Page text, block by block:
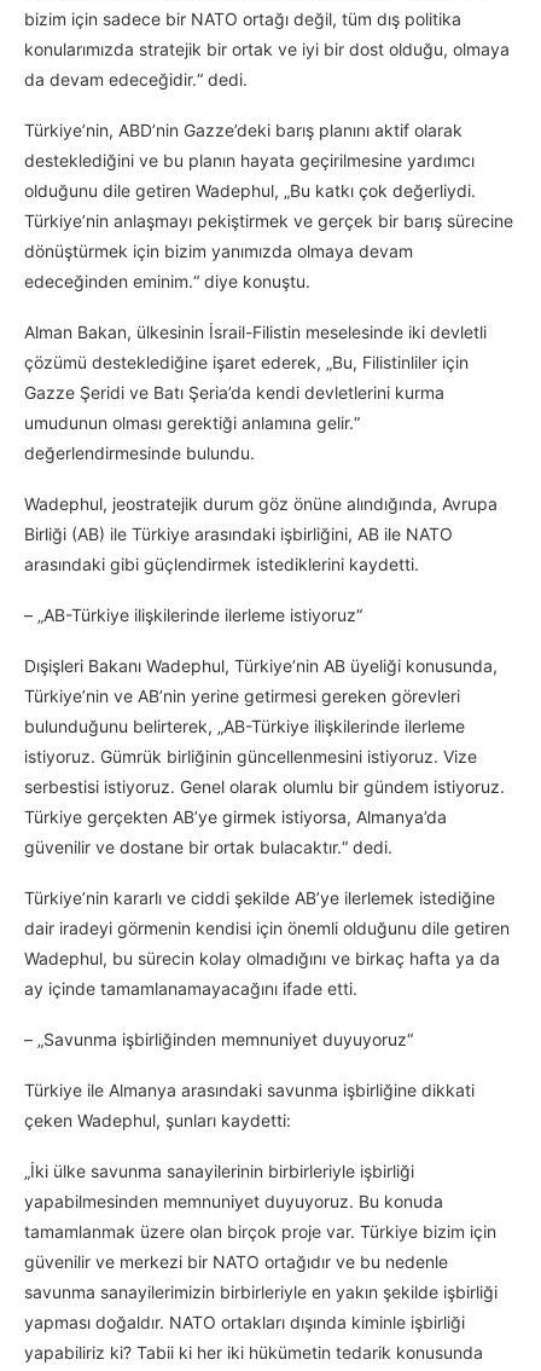
bizim için sadece bir NATO ortağı değil, tüm dış politika
konularımızda stratejik bir ortak ve iyi bir dost olduğu, olmaya
da devam edeceğidir.“ dedi.
Türkiye’nin, ABD’nin Gazze’deki barış planını aktif olarak
desteklediğini ve bu planın hayata geçirilmesine yardımcı
olduğunu dile getiren Wadephul, „Bu katkı çok değerliydi.
Türkiye’nin anlaşmayı pekiştirmek ve gerçek bir barış sürecine
dönüştürmek için bizim yanımızda olmaya devam
edeceğinden eminim.“ diye konuştu.
Alman Bakan, ülkesinin İsrail-Filistin meselesinde iki devletli
çözümü desteklediğine işaret ederek, „Bu, Filistinliler için
Gazze Şeridi ve Batı Şeria’da kendi devletlerini kurma
umudunun olması gerektiği anlamına gelir.“
değerlendirmesinde bulundu.
Wadephul, jeostratejik durum göz önüne alındığında, Avrupa
Birliği (AB) ile Türkiye arasındaki işbirliğini, AB ile NATO
arasındaki gibi güçlendirmek istediklerini kaydetti.
– „AB-Türkiye ilişkilerinde ilerleme istiyoruz“
Dışişleri Bakanı Wadephul, Türkiye’nin AB üyeliği konusunda,
Türkiye’nin ve AB’nin yerine getirmesi gereken görevleri
bulunduğunu belirterek, „AB-Türkiye ilişkilerinde ilerleme
istiyoruz. Gümrük birliğinin güncellenmesini istiyoruz. Vize
serbestisi istiyoruz. Genel olarak olumlu bir gündem istiyoruz.
Türkiye gerçekten AB’ye girmek istiyorsa, Almanya’da
güvenilir ve dostane bir ortak bulacaktır.“ dedi.
Türkiye’nin kararlı ve ciddi şekilde AB’ye ilerlemek istediğine
dair iradeyi görmenin kendisi için önemli olduğunu dile getiren
Wadephul, bu sürecin kolay olmadığını ve birkaç hafta ya da
ay içinde tamamlanamayacağını ifade etti.
– „Savunma işbirliğinden memnuniyet duyuyoruz“
Türkiye ile Almanya arasındaki savunma işbirliğine dikkati
çeken Wadephul, şunları kaydetti:
„İki ülke savunma sanayilerinin birbirleriyle işbirliği
yapabilmesinden memnuniyet duyuyoruz. Bu konuda
tamamlanmak üzere olan birçok proje var. Türkiye bizim için
güvenilir ve merkezi bir NATO ortağıdır ve bu nedenle
savunma sanayilerimizin birbirleriyle en yakın şekilde işbirliği
yapması doğaldır. NATO ortakları dışında kiminle işbirliği
yapabiliriz ki? Tabii ki her iki hükümetin tedarik konusunda